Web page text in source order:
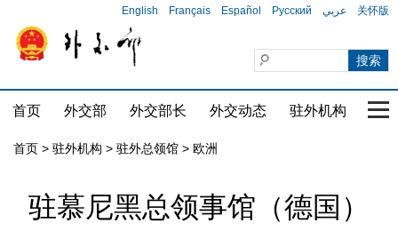
English Français Español Русский عربي 关怀版
首页 外交部 外交部长 外交动态 驻外机构 国
首页 > 驻外机构 > 驻外总领馆 > 欧洲
驻慕尼黑总领事馆（德国）